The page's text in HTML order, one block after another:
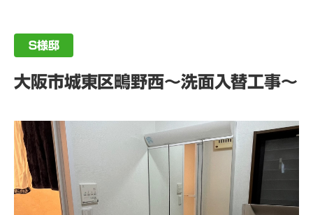
Ｓ様邸
大阪市城東区鴫野西～洗面入替工事～